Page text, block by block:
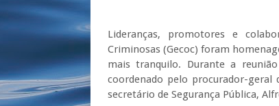
Lideranças, promotores e
Criminosas (Gecoc) foram
mais tranquilo. Durante a
coordenado pelo procurador-geral
secretário de Segurança Pública,